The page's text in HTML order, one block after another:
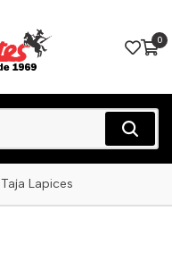
0
Taja Lapices